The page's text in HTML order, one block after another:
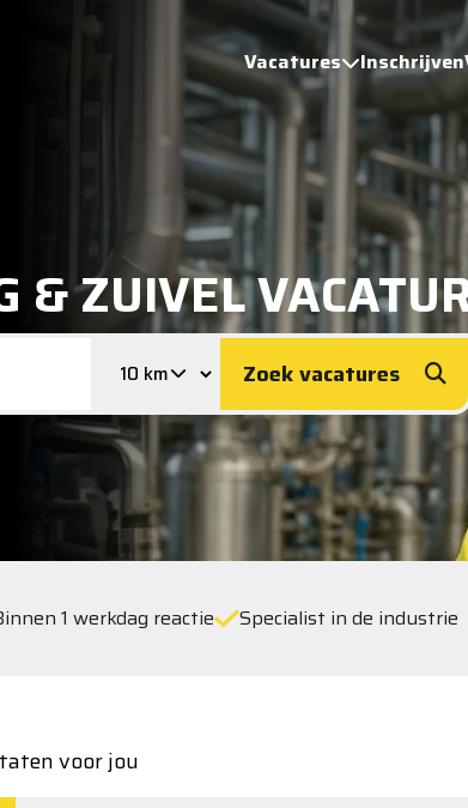
Vacatures Inschrijven
& ZUIVEL
Zoek vacatures
1 werkdag reactie Specialist in de industrie
voor jou